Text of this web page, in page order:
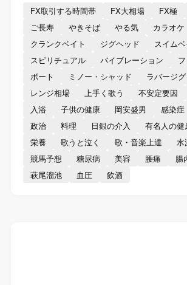
FX取引する時間帯 FX大相場 FX極
ご長寿
やきそば やる気
カラオケ
クランクベイト
ジグヘッド
スイムベ
スピリチュアル
バイブレーション
ボート
ミノー・シャッド ラバージグ
レンジ相場
上手く歌う 不安定要因
入浴
子供の健康 岡安盛男 感染症
政治
料理 日銀の介入
有名人の
栄養
歌うと泣く 歌・音楽上達 水
競馬予想
糖尿病 美容 腰痛
腸
萩尾溜池
血圧 飲酒